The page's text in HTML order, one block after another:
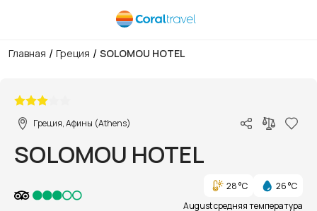
Главная / Греция / SOLOMOU HOTEL
Греция, Афины (Athens)
SOLOMOU HOTEL
28 °C
26 °C
August средняя температура